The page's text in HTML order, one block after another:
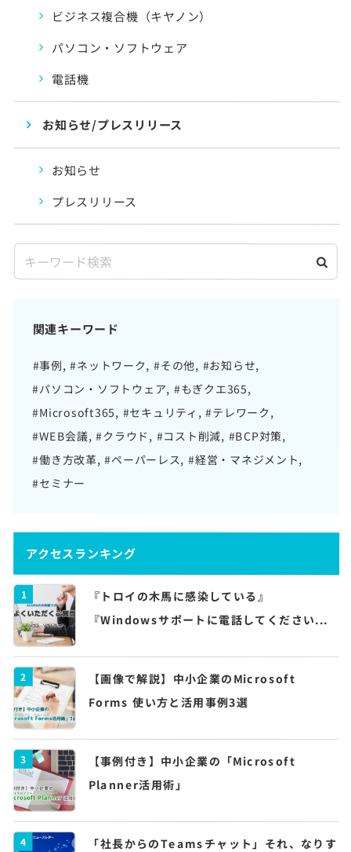
ビジネス複合機（キヤノン）
パソコン・ソフトウェア
電話機
お知らせ/プレスリリース
お知らせ
プレスリリース
関連キーワード
#事例 #ネットワーク #その他 #お知らせ
#パソコン・ソフトウェア #もぎクエ365
#Microsoft365 #セキュリティ #テレワーク
#WEB会議 #クラウド #コスト削減 #BCP対策
#働き方改革 #ペーパーレス #経営・マネジメント
#セミナー
アクセスランキング
1 『トロイの木馬に感染している』
『Windowsサポートに電話してください...
2 【画像で解説】中小企業のMicrosoft
Forms 使い方と活用事例3選
3 【事例付き】中小企業の「Microsoft
Planner活用術」
4 「社長からのTeamsチャット」それ、なりす